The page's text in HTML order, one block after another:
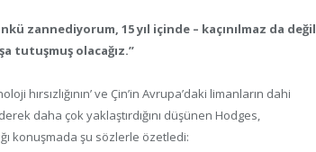
zannediyorum, 15 yıl içinde – kaçınılmaz da değil
tutuşmuş olacağız.”
hırsızlığının’ ve Çin’in Avrupa’daki limanların dahi
daha çok yaklaştırdığını düşünen Hodges,
konuşmada şu sözlerle özetledi: